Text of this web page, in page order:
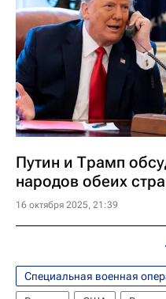
Путин и Трамп
народов обеих
16 октября 2025, 21:39
Специальная военная